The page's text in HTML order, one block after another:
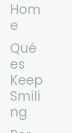
Hom
e
Qué
es
Keep
Smili
ng